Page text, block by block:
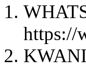
https://